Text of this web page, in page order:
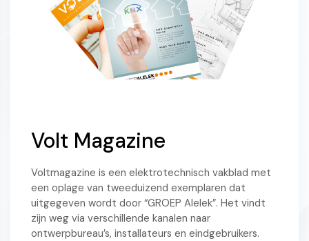
Volt Magazine
Voltmagazine is een elektrotechnisch vakblad met
een oplage van tweeduizend exemplaren dat
uitgegeven wordt door “GROEP Alelek”. Het vindt
zijn weg via verschillende kanalen naar
ontwerpbureau’s, installateurs en eindgebruikers.